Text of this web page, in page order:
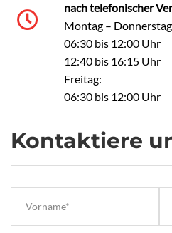
nach telefonischer
Montag –
06:30 bis 12:00 Uhr
12:40 bis 16:15 Uhr
Freitag:
06:30 bis 12:00 Uhr
Kontaktiere